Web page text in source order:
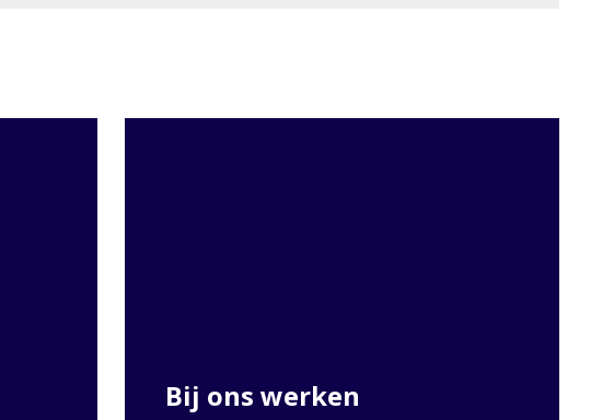
Bij ons werken